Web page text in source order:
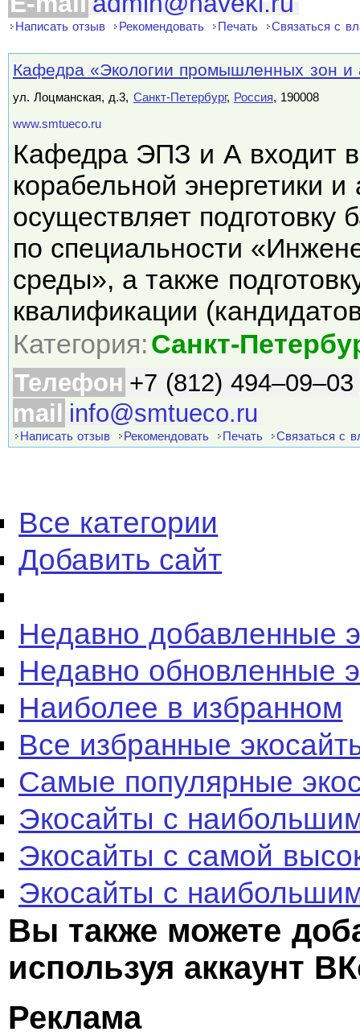
Написать отзыв Рекомендовать Печать Связаться с
Кафедра «Экологии промышленных зон
ул. Лоцманская, д.3, Санкт-Петербург, Россия, 190008
www.smtueco.ru
Кафедра ЭПЗ и А входит в
корабельной энергетики
осуществляет подготовку
по специальности
среды», а также
квалификации
Категория:Санкт-
Телефон +7 (812) 494–09–03
mail info@smtueco.ru
Написать отзыв Рекомендовать Печать Связаться с
Все категории
Добавить сайт
Недавно добавленные
Недавно обновленные
Наиболее в избранном
Все избранные
Самые популярные
Экосайты с
Экосайты с самой
Экосайты с
Вы также можете
используя аккаунт
Реклама